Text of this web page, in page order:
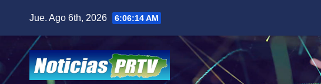
contenido
Jue. Ago 6th, 2026 6:06:15 AM